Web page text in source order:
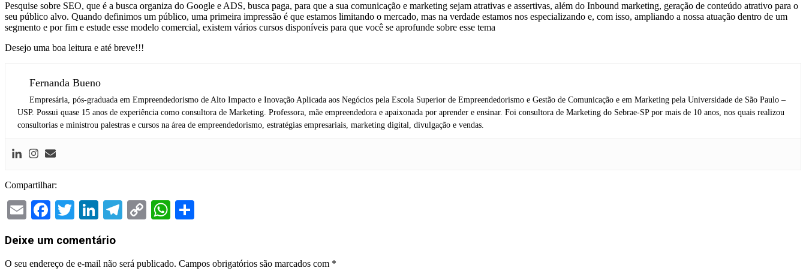
Pesquise sobre SEO, que é a busca organiza do Google e ADS, busca paga, para que a sua comunicação e marketing sejam atrativas e assertivas, além do Inbound marketing, geração de conteúdo atrativo para o
seu público alvo. Quando definimos um público, uma primeira impressão é que estamos limitando o mercado, mas na verdade estamos nos especializando e, com isso, ampliando a nossa atuação dentro de um
segmento e por fim e estude esse modelo comercial, existem vários cursos disponíveis para que você se aprofunde sobre esse tema
Desejo uma boa leitura e até breve!!!
Fernanda Bueno
Empresária, pós-graduada em Empreendedorismo de Alto Impacto e Inovação Aplicada aos Negócios pela Escola Superior de Empreendedorismo e Gestão de Comunicação e em Marketing pela Universidade de São Paulo –
USP. Possui quase 15 anos de experiência como consultora de Marketing. Professora, mãe empreendedora e apaixonada por aprender e ensinar. Foi consultora de Marketing do Sebrae-SP por mais de 10 anos, nos quais realizou
consultorias e ministrou palestras e cursos na área de empreendedorismo, estratégias empresariais, marketing digital, divulgação e vendas.
Compartilhar:
EmailFacebook
TwitterLinkedIn
Telegram
CopyWhatsApp
Deixe um comentário
O seu endereço de e-mail não será publicado. Campos obrigatórios são marcados com *